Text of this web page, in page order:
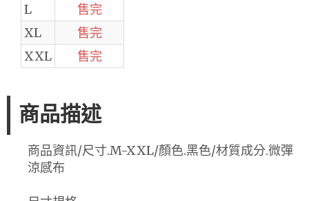
L
售完
XL
售完
XXL
售完
商品描述
商品資訊/尺寸.M-XXL/顏色.黑色/材質成分.微彈
涼感布